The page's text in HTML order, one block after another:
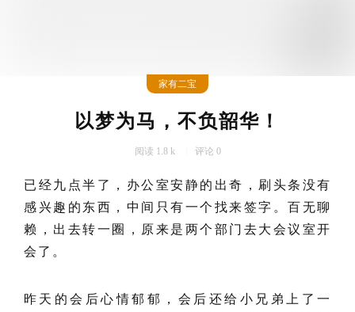
家有二宝
以梦为马，不负韶华！
阅读 1.8 k 评论 0
已经九点半了，办公室安静的出奇，刷头条没有
感兴趣的东西，中间只有一个找来签字。百无聊
赖，出去转一圈，原来是两个部门去大会议室开
会了。
昨天的会后心情郁郁，会后还给小兄弟上了一